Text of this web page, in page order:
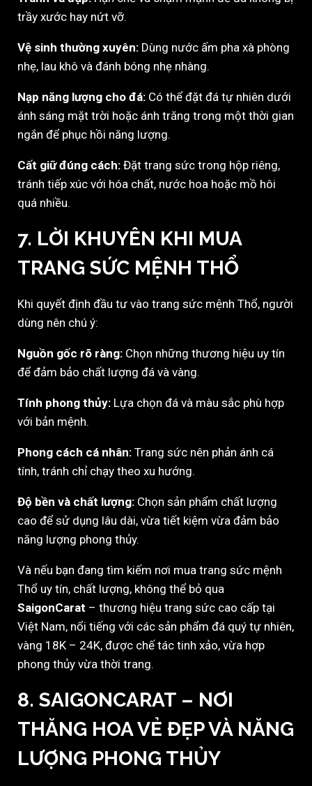
trầy xước hay nứt vỡ.
Vệ sinh thường xuyên: Dùng nước ấm pha xà phòng
nhẹ, lau khô và đánh bóng nhẹ nhàng.
Nạp năng lượng cho đá: Có thể đặt đá tự nhiên dưới
ánh sáng mặt trời hoặc ánh trăng trong một thời gian
ngắn để phục hồi năng lượng.
Cất giữ đúng cách: Đặt trang sức trong hộp riêng,
tránh tiếp xúc với hóa chất, nước hoa hoặc mồ hôi
quá nhiều.
7. LỜI KHUYÊN KHI MUA
TRANG SỨC MỆNH THỔ
Khi quyết định đầu tư vào trang sức mệnh Thổ, người
dùng nên chú ý:
Nguồn gốc rõ ràng: Chọn những thương hiệu uy tín
để đảm bảo chất lượng đá và vàng.
Tính phong thủy: Lựa chọn đá và màu sắc phù hợp
với bản mệnh.
Phong cách cá nhân: Trang sức nên phản ánh cá
tính, tránh chỉ chạy theo xu hướng.
Độ bền và chất lượng: Chọn sản phẩm chất lượng
cao để sử dụng lâu dài, vừa tiết kiệm vừa đảm bảo
năng lượng phong thủy.
Và nếu bạn đang tìm kiếm nơi mua trang sức mệnh
Thổ uy tín, chất lượng, không thể bỏ qua
SaigonCarat – thương hiệu trang sức cao cấp tại
Việt Nam, nổi tiếng với các sản phẩm đá quý tự nhiên,
vàng 18K – 24K, được chế tác tinh xảo, vừa hợp
phong thủy vừa thời trang.
8. SAIGONCARAT – NƠI
THĂNG HOA VẺ ĐẸP VÀ NĂNG
LƯỢNG PHONG THỦY